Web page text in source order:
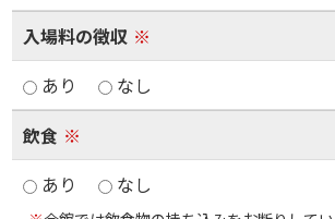
入場料の徴収 ※
あり
なし
飲食 ※
あり
なし